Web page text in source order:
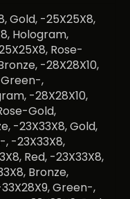
Gold, -25X25X8,
Hologram,
Rose-
-28X28X10,
Green-,
-28X28X10,
Gold,
-23X33X8, Gold,
-23X33X8,
Red, -23X33X8,
Bronze,
Green-,